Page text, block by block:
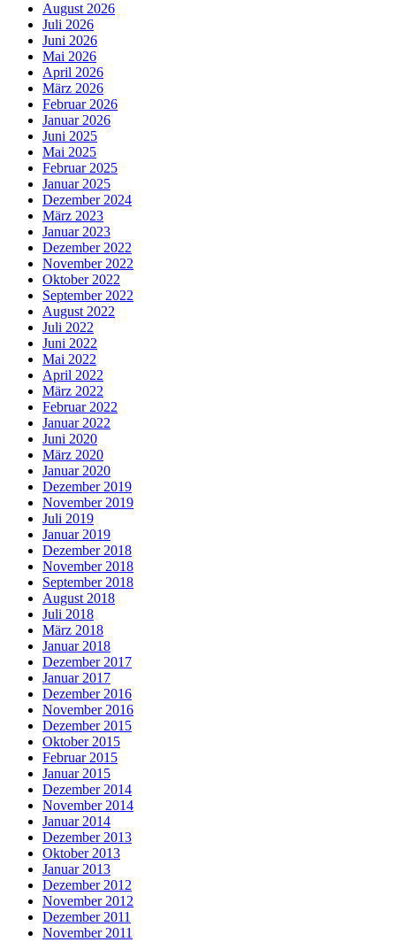
August 2026
Juli 2026
Juni 2026
Mai 2026
April 2026
März 2026
Februar 2026
Januar 2026
Juni 2025
Mai 2025
Februar 2025
Januar 2025
Dezember 2024
März 2023
Januar 2023
Dezember 2022
November 2022
Oktober 2022
September 2022
August 2022
Juli 2022
Juni 2022
Mai 2022
April 2022
März 2022
Februar 2022
Januar 2022
Juni 2020
März 2020
Januar 2020
Dezember 2019
November 2019
Juli 2019
Januar 2019
Dezember 2018
November 2018
September 2018
August 2018
Juli 2018
März 2018
Januar 2018
Dezember 2017
Januar 2017
Dezember 2016
November 2016
Dezember 2015
Oktober 2015
Februar 2015
Januar 2015
Dezember 2014
November 2014
Januar 2014
Dezember 2013
Oktober 2013
Januar 2013
Dezember 2012
November 2012
Dezember 2011
November 2011